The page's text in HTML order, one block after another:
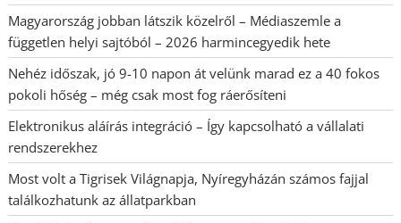
Magyarország jobban látszik közelről – Médiaszemle a
független helyi sajtóból – 2026 harmincegyedik hete
Nehéz időszak, jó 9-10 napon át velünk marad ez a 40 fokos
pokoli hőség – még csak most fog ráerősíteni
Elektronikus aláírás integráció – Így kapcsolható a vállalati
rendszerekhez
Most volt a Tigrisek Világnapja, Nyíregyházán számos fajjal
találkozhatunk az állatparkban